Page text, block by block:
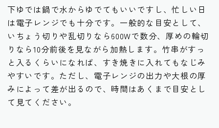
下ゆでは鍋で水からゆでてもいいですし、忙しい日
は電子レンジでも十分です。一般的な目安として、
いちょう切りや乱切りなら600Wで数分、厚めの輪切
りなら10分前後を見ながら加熱します。竹串がすっ
と入るくらいになれば、すき焼きに入れてもなじみ
やすいです。ただし、電子レンジの出力や大根の厚
みによって差が出るので、時間はあくまで目安とし
て見てください。